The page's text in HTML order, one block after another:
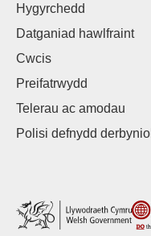
Hygyrchedd
Datganiad hawlfraint
Cwcis
Preifatrwydd
Telerau ac amodau
Polisi defnydd derbyniol